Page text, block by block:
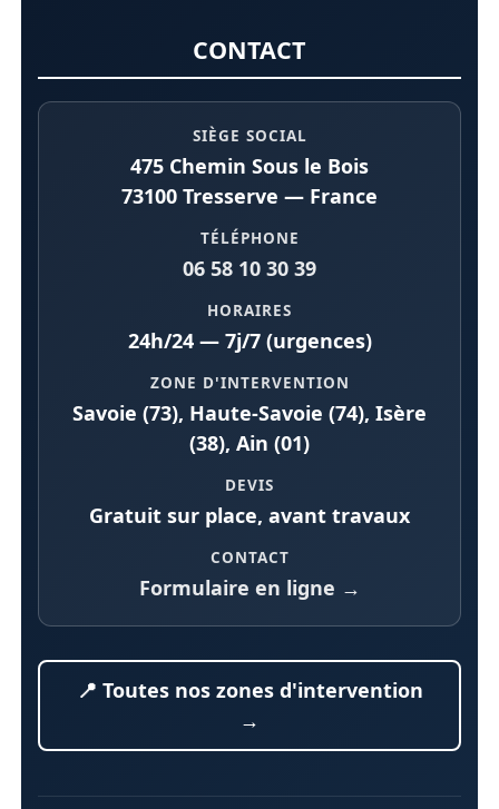
CONTACT
SIÈGE SOCIAL
475 Chemin Sous le Bois
73100 Tresserve — France
TÉLÉPHONE
06 58 10 30 39
HORAIRES
24h/24 — 7j/7 (urgences)
ZONE D'INTERVENTION
Savoie (73), Haute-Savoie (74), Isère
(38), Ain (01)
DEVIS
Gratuit sur place, avant travaux
CONTACT
Formulaire en ligne →
📍 Toutes nos zones d'intervention
→